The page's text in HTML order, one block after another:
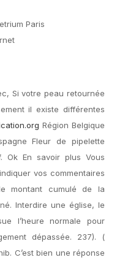
Paris
Si votre peau retournée
il existe différentes
Région Belgique
Fleur de pipelette
Ok En savoir plus Vous
vos commentaires
montant cumulé de la
Interdire une église, le
l’heure normale pour
dépassée. 237). (
C’est bien une réponse